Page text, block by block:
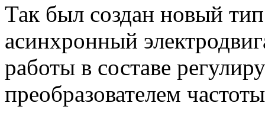
Так был создан новый
асинхронный
работы в составе
преобразователем